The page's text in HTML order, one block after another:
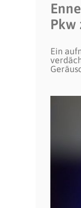
Pkw
Ein